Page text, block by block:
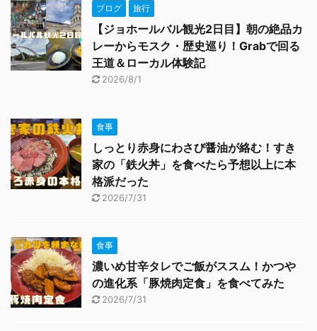
ブログ 旅行
【ジョホールバル観光2日目】朝の絶品カ
レーからモスク・歴史巡り！Grabで回る
王道＆ローカル体験記
2026/8/1
食事
しっとり赤身にわさび醤油が絡む！すき
家の「鉄火丼」を食べたら予想以上に本
格派だった
2026/7/31
食事
濃いめ甘辛タレでご飯がススム！かつや
の進化系「豚焼肉定食」を食べてみた
2026/7/31